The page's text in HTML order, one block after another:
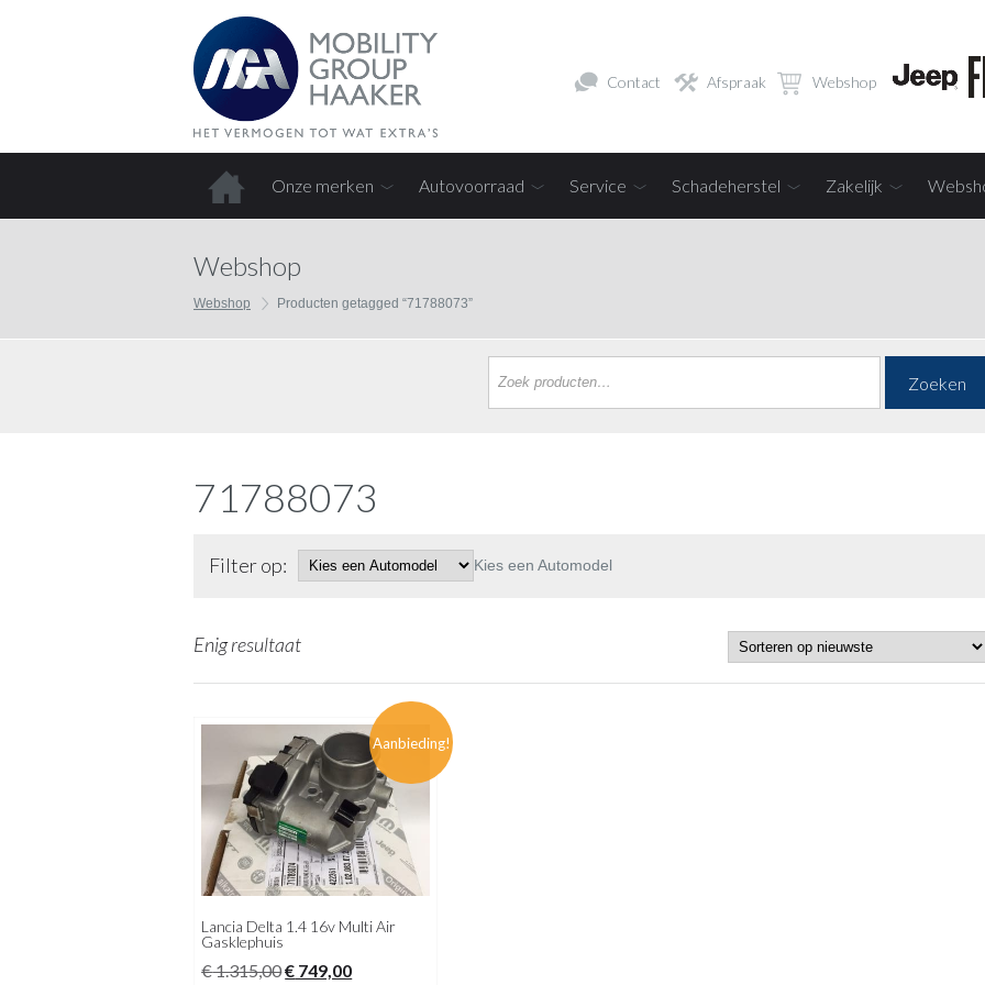
Contact Afspraak Webshop
Onze merken Autovoorraad Service Schadeherstel Zakelijk
Webshop
Webshop Producten getagged “71788073”
Zoeken
71788073
Filter op: Kies een Automodel
Enig resultaat
Aanbieding!
Lancia Delta 1.4 16v Multi Air
Gasklephuis
€1.315,00Oorspronkelijke
€ 749,00Huidige